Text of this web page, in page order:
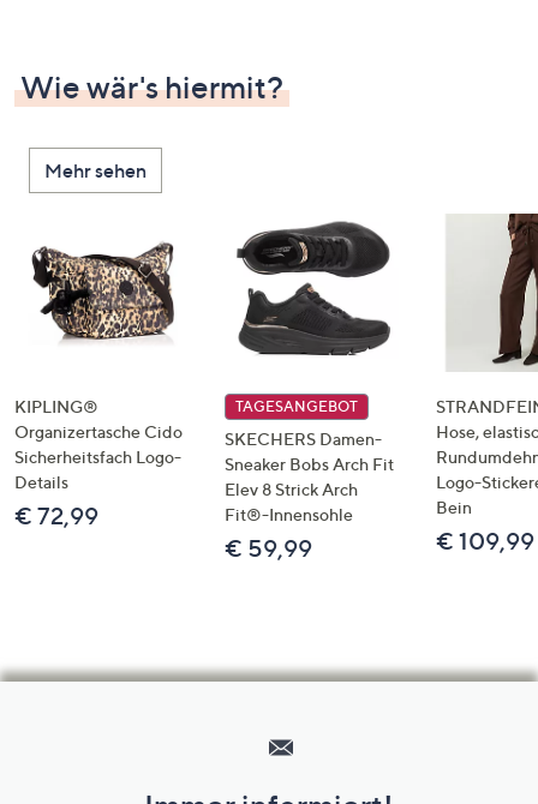
Wie wär's hiermit?
Mehr sehen
KIPLING®
Organizertasche Cido
Sicherheitsfach Logo-
Details
€ 72,99
TAGESANGEBOT
SKECHERS Damen-
Sneaker Bobs Arch Fit
Elev 8 Strick Arch
Fit®-Innensohle
€ 59,99
Hose,
Logo-
Bein
€ 109,99